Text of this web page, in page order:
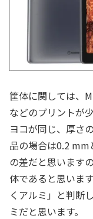
筐体に関しては、
などのプリントが
ヨコが同じ、厚さ
品の場合は0.2 mm
の差だと思います
体であると思いま
くアルミ」と判断
ミだと思います。